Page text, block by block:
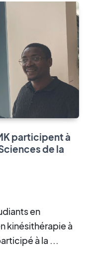
participent à
de la
en
kinésithérapie à
à la ...